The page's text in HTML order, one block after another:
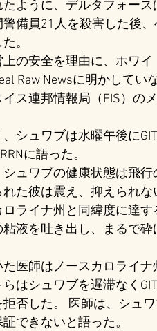
ように、デルタフォー
備員21人を殺害した後
。
の安全を理由に、ホワ
Raw Newsに明かしてい
ス連邦情報局（FIS）の
シュワブは水曜午後に
に語った。
シュワブの健康状態は飛
た彼は震え、抑えられ
ライナ州と同緯度に達
粘液を吐き出し、まるで
た医師はノースカロライ
はシュワブを遅滞なく
否した。 医師は、シュ
できないと語った。